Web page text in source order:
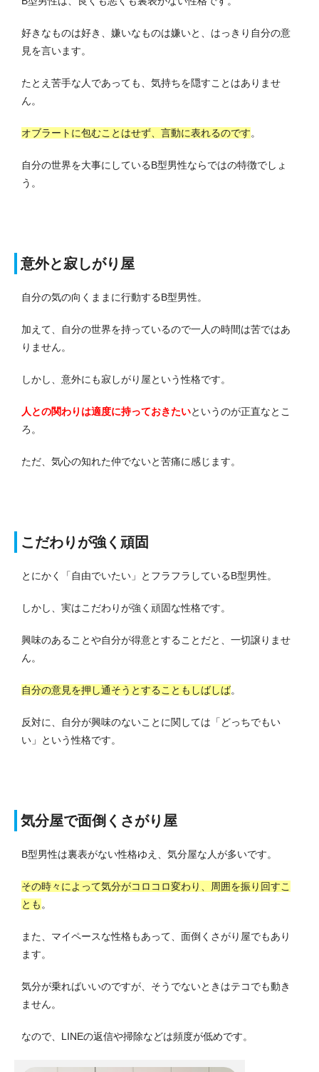
好きなものは好き、嫌いなものは嫌いと、はっきり自分の意
見を言います。
たとえ苦手な人であっても、気持ちを隠すことはありませ
ん。
オブラートに包むことはせず、言動に表れるのです。
自分の世界を大事にしているB型男性ならではの特徴でしょ
う。
意外と寂しがり屋
自分の気の向くままに行動するB型男性。
加えて、自分の世界を持っているので一人の時間は苦ではあ
りません。
しかし、意外にも寂しがり屋という性格です。
人との関わりは適度に持っておきたいというのが正直なとこ
ろ。
ただ、気心の知れた仲でないと苦痛に感じます。
こだわりが強く頑固
とにかく「自由でいたい」とフラフラしているB型男性。
しかし、実はこだわりが強く頑固な性格です。
興味のあることや自分が得意とすることだと、一切譲りませ
ん。
自分の意見を押し通そうとすることもしばしば。
反対に、自分が興味のないことに関しては「どっちでもい
い」という性格です。
気分屋で面倒くさがり屋
B型男性は裏表がない性格ゆえ、気分屋な人が多いです。
その時々によって気分がコロコロ変わり、周囲を振り回すこ
とも 。
また、マイペースな性格もあって、面倒くさがり屋でもあり
ます。
気分が乗ればいいのですが、そうでないときはテコでも動き
ません。
なので、LINEの返信や掃除などは頻度が低めです。